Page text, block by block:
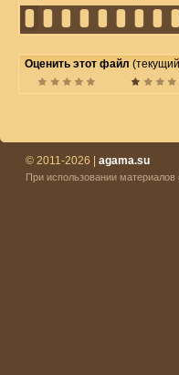
Оценить этот файл
© 2011-2026 | agama.su
При использовании материалов